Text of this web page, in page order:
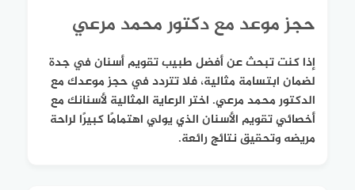
حجز موعد مع دكتور محمد مرعي
إذا كنت تبحث عن أفضل طبيب تقويم أسنان في جدة
لضمان ابتسامة مثالية، فلا تتردد في حجز موعدك مع
الدكتور محمد مرعي. اختر الرعاية المثالية لأسنانك مع
أخصائي تقويم الأسنان الذي يولي اهتمامًا كبيرًا لراحة
مريضه وتحقيق نتائج رائعة.